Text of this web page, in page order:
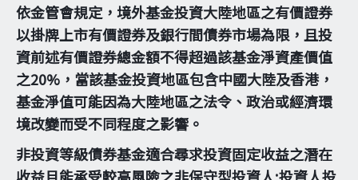
依金管會規定，境外基金投資大陸地區之有價證券
以掛牌上市有價證券及銀行間債券市場為限，且投
資前述有價證券總金額不得超過該基金淨資產價值
之20%，當該基金投資地區包含中國大陸及香港，
基金淨值可能因為大陸地區之法令、政治或經濟環
境改變而受不同程度之影響。
非投資等級債券基金適合尋求投資固定收益之潛在